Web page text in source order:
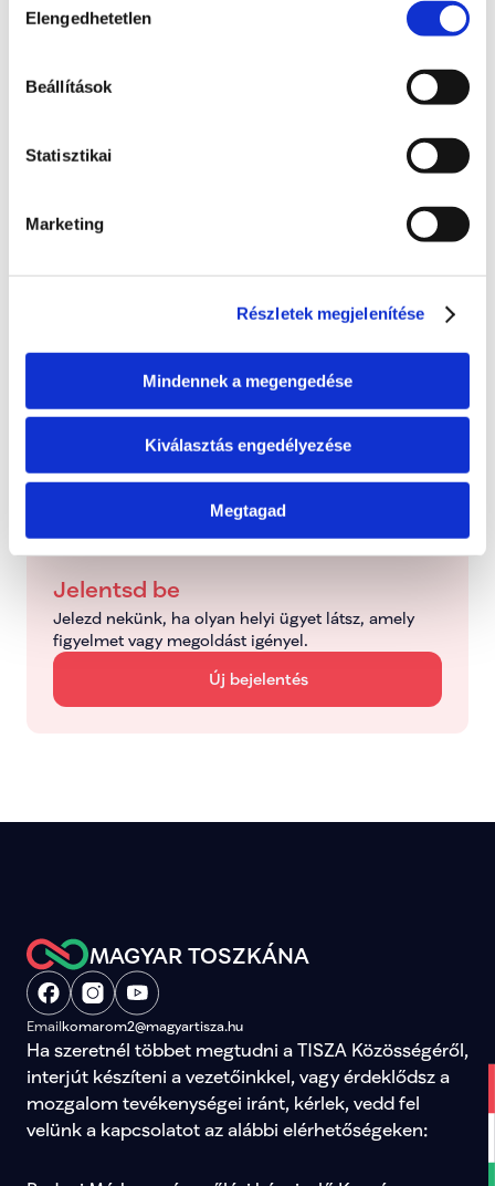
kiválasztása
Elengedhetetlen
Beállítások
Statisztikai
Marketing
Részletek megjelenítése
Mindennek a megengedése
Kiválasztás engedélyezése
Megtagad
Bejelentkezés után azonnal csatlakozhatsz a
Időrendi sorrendbe rendezve
Itt láthatod, hogy a bejelentett probléma jelenleg
2026. június 24., szerda
Folyamatban
Dolgozunk a probléma megoldásán
Kezelve
Típus: Mentorálva
Jelentsd be
Jelezd nekünk, ha olyan helyi ügyet látsz, amely
figyelmet vagy megoldást igényel.
Új bejelentés
MAGYAR TOSZKÁNA
Emailkomarom2@magyartisza.hu
Ha szeretnél többet megtudni a TISZA Közösségéről,
interjút készíteni a vezetőinkkel, vagy érdeklődsz a
mozgalom tevékenységei iránt, kérlek, vedd fel
velünk a kapcsolatot az alábbi elérhetőségeken: